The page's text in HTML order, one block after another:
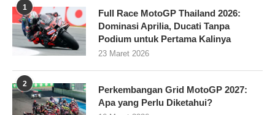
1
Full Race MotoGP Thailand 2026:
Dominasi Aprilia, Ducati Tanpa
Podium untuk Pertama Kalinya
23 Maret 2026
2
Perkembangan Grid MotoGP 2027:
Apa yang Perlu Diketahui?